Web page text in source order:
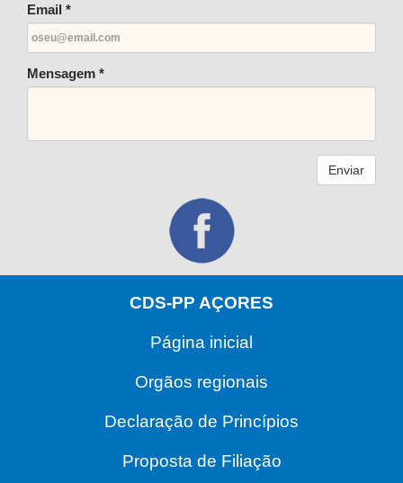
Email *
Mensagem *
Enviar
CDS-PP AÇORES
Página inicial
Orgãos regionais
Declaração de Princípios
Proposta de Filiação